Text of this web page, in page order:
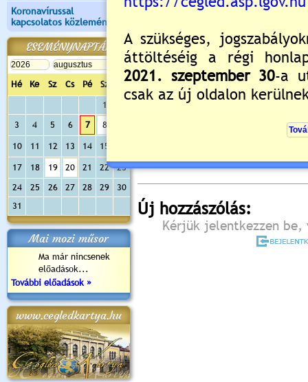
Koronavírussal
kapcsolatos közlemények
ESEMÉNYNAPTÁR
Hé Ke Sz Cs Pé Sz
Va
1
3
4 5 6 7 8
10 11 12 13 14 15
17 18 19 20 21 22
23
24
25 26 27 28 29
30
31
Mai mozi műsor
Ma már nincsenek
előadások...
További előadások »
www.cegledkartya.hu
Még nincsenek hozzászólások
Új hozzászólás:
Kérjük jelentkezzen be,